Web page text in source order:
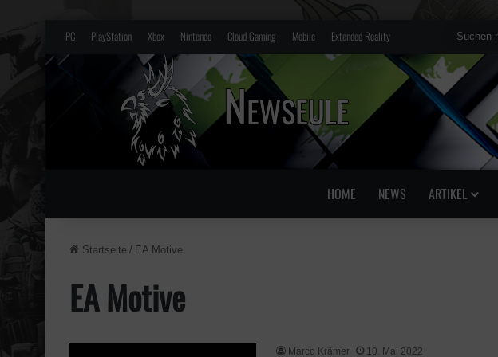
PC PlayStation Xbox Nintendo Cloud Gaming Mobile Extended Reality
HOME NEWS ARTIKEL
Startseite / EA Motive
EA Motive
Marco Krämer 10. Mai 2022